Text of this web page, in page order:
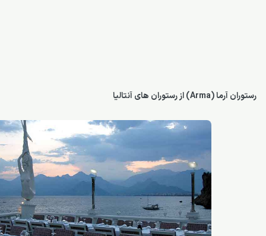
رستوران آرما (Arma) از رستوران های آنتالیا